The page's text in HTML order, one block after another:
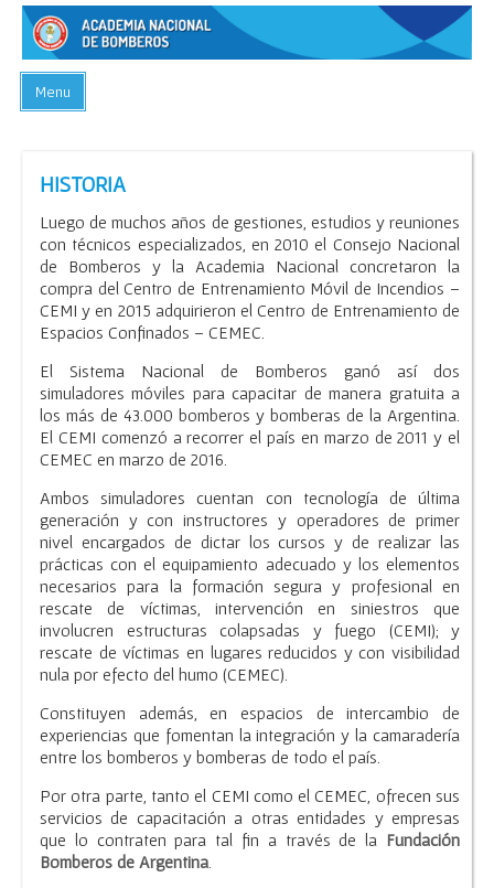
Menu
CNE
SGC
CEMI – CEMEC – CEMMAP
CAPACITACIONES
CONTACTO
HISTORIA
Luego de muchos años de gestiones, estudios y reuniones
con técnicos especializados, en 2010 el Consejo Nacional
de Bomberos y la Academia Nacional concretaron la
compra del Centro de Entrenamiento Móvil de Incendios –
CEMI y en 2015 adquirieron el Centro de Entrenamiento de
Espacios Confinados – CEMEC.
El Sistema Nacional de Bomberos ganó así dos
simuladores móviles para capacitar de manera gratuita a
los más de 43.000 bomberos y bomberas de la Argentina.
El CEMI comenzó a recorrer el país en marzo de 2011 y el
CEMEC en marzo de 2016.
Ambos simuladores cuentan con tecnología de última
generación y con instructores y operadores de primer
nivel encargados de dictar los cursos y de realizar las
prácticas con el equipamiento adecuado y los elementos
necesarios para la formación segura y profesional en
rescate de víctimas, intervención en siniestros que
involucren estructuras colapsadas y fuego (CEMI); y
rescate de víctimas en lugares reducidos y con visibilidad
nula por efecto del humo (CEMEC).
Constituyen además, en espacios de intercambio de
experiencias que fomentan la integración y la camaradería
entre los bomberos y bomberas de todo el país.
Por otra parte, tanto el CEMI como el CEMEC, ofrecen sus
servicios de capacitación a otras entidades y empresas
que lo contraten para tal fin a través de la Fundación
Bomberos de Argentina